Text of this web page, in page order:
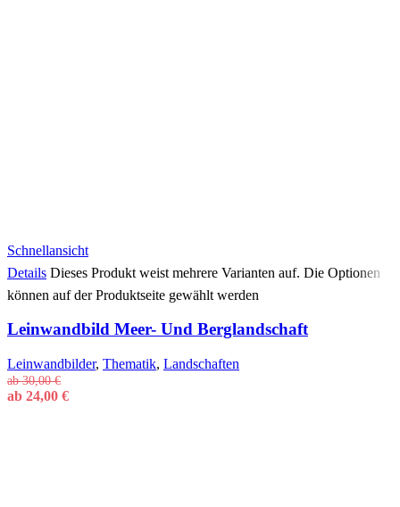
Schnellansicht
Details Dieses Produkt weist mehrere Varianten auf. Die Optionen
können auf der Produktseite gewählt werden
Leinwandbild Meer- Und Berglandschaft
Leinwandbilder, Thematik, Landschaften
ab30,00€
ab 24,00 €